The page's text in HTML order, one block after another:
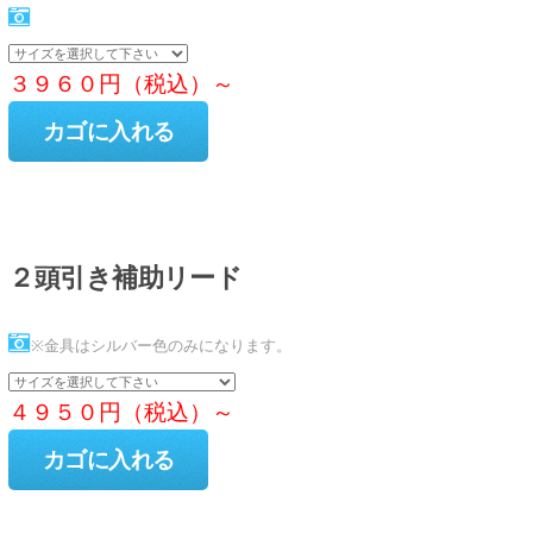
３９６０円（税込）～
２頭引き補助リード
※金具はシルバー色のみになります。
４９５０円（税込）～